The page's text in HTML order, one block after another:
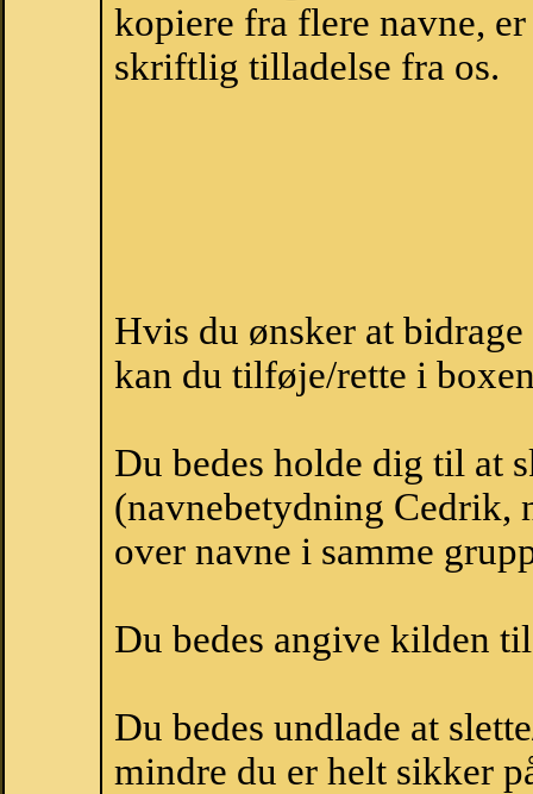
kopiere fra flere navne,
skriftlig tilladelse fra os.
Hvis du ønsker at
kan du tilføje/rette i
Du bedes holde dig til at
(navnebetydning Cedrik,
over navne i samme
Du bedes angive kilden
Du bedes undlade at
mindre du er helt sikker